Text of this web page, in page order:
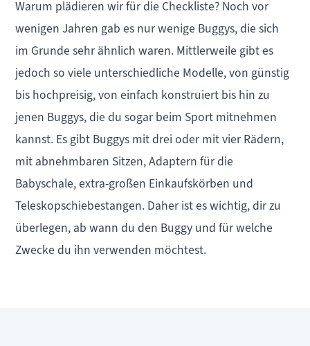
Warum plädieren wir für die Checkliste? Noch vor
wenigen Jahren gab es nur wenige Buggys, die sich
im Grunde sehr ähnlich waren. Mittlerweile gibt es
jedoch so viele unterschiedliche Modelle, von günstig
bis hochpreisig, von einfach konstruiert bis hin zu
jenen Buggys, die du sogar beim Sport mitnehmen
kannst. Es gibt Buggys mit drei oder mit vier Rädern,
mit abnehmbaren Sitzen, Adaptern für die
Babyschale, extra-großen Einkaufskörben und
Teleskopschiebestangen. Daher ist es wichtig, dir zu
überlegen, ab wann du den Buggy und für welche
Zwecke du ihn verwenden möchtest.